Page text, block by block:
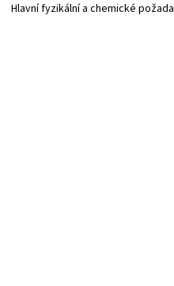
Hlavní fyzikální a chemické